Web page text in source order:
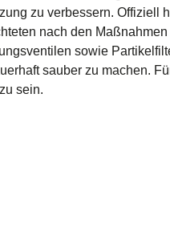
zu verbessern. Offiziell
nach den
sowie
sauber zu machen.
sein.